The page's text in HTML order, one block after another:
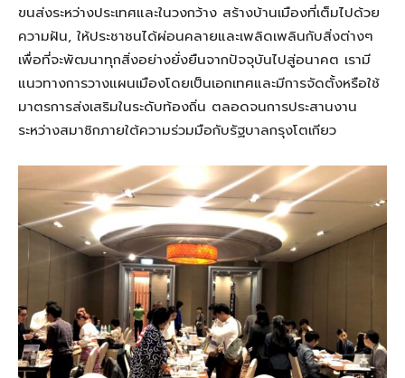
ขนส่งระหว่างประเทศและในวงกว้าง สร้างบ้านเมืองที่เต็มไปด้วย
ความฝัน, ให้ประชาชนได้ผ่อนคลายและเพลิดเพลินกับสิ่งต่างๆ
เพื่อที่จะพัฒนาทุกสิ่งอย่างยั่งยืนจากปัจจุบันไปสู่อนาคต เรามี
แนวทางการวางแผนเมืองโดยเป็นเอกเทศและมีการจัดตั้งหรือใช้
มาตรการส่งเสริมในระดับท้องถิ่น ตลอดจนการประสานงาน
ระหว่างสมาชิกภายใต้ความร่วมมือกับรัฐบาลกรุงโตเกียว